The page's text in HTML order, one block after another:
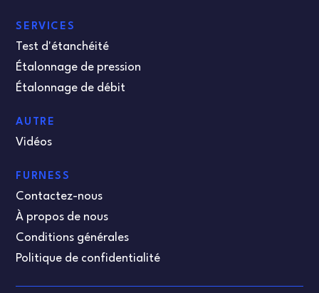
SERVICES
Test d'étanchéité
Étalonnage de pression
Étalonnage de débit
AUTRE
Vidéos
FURNESS
Contactez-nous
À propos de nous
Conditions générales
Politique de confidentialité